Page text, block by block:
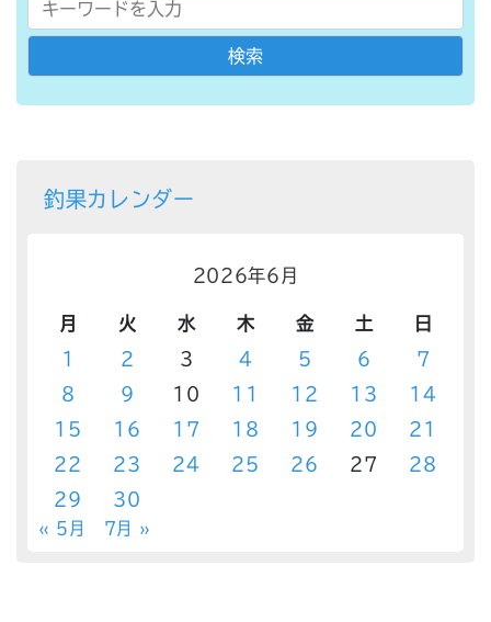
釣果カレンダー
2026年6月
月 火 水 木 金 土
日
1
2 3 4 5 6
7
8
9 10 11 12 13
14
15
16 17 18 19 20
21
22
23 24 25 26 27
28
29
30
« 5月 7月 »